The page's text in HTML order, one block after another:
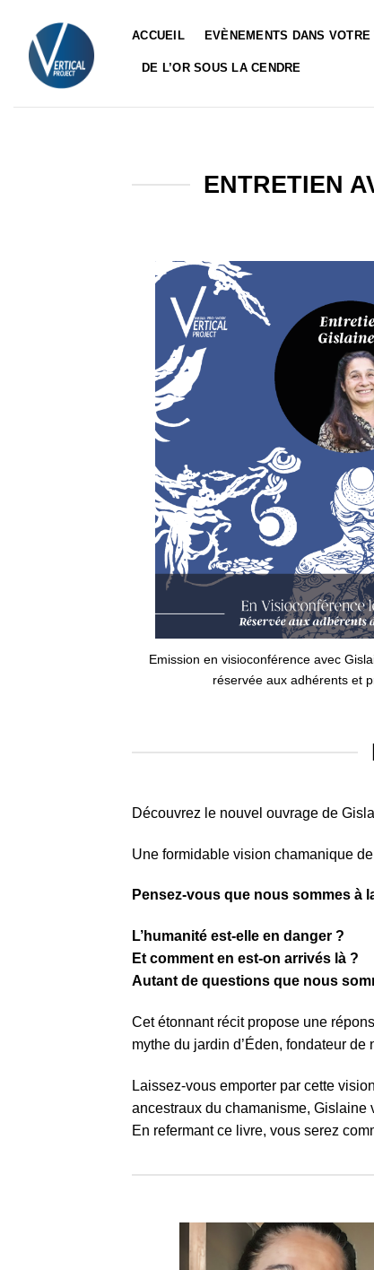
contenu
ACCUEIL EVÈNEMENTS DANS
DE L’OR SOUS LA CENDRE
ENTRETIEN
Emission en visioconférence avec
réservée aux adhérents et
Découvrez le nouvel ouvrage de
Une formidable vision chamanique
Pensez-vous que nous sommes à
L’humanité est-elle en danger ?
Et comment en est-on arrivés là ?
Autant de questions que nous
Cet étonnant récit propose une
mythe du jardin d’Éden, fondateur
Laissez-vous emporter par cette
ancestraux du chamanisme, Gislaine
En refermant ce livre, vous serez